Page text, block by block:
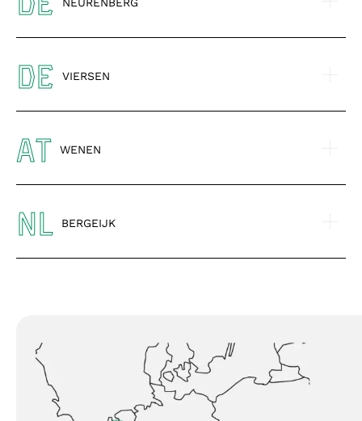
DE VIERSEN
AT WENEN
NL BERGEIJK